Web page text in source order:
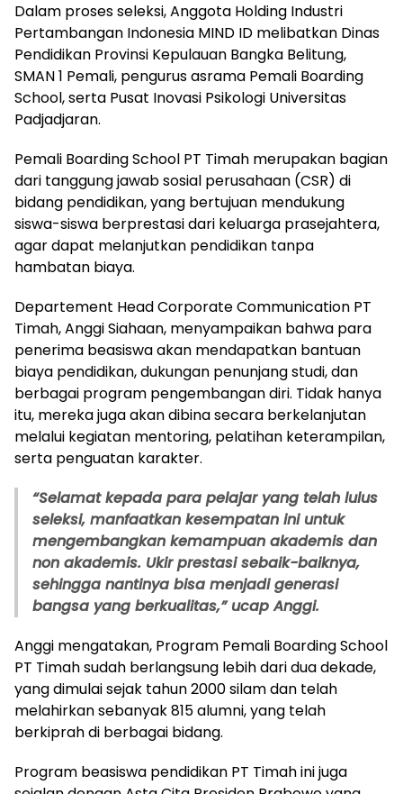
Dalam proses seleksi, Anggota Holding Industri
Pertambangan Indonesia MIND ID melibatkan Dinas
Pendidikan Provinsi Kepulauan Bangka Belitung,
SMAN 1 Pemali, pengurus asrama Pemali Boarding
School, serta Pusat Inovasi Psikologi Universitas
Padjadjaran.
Pemali Boarding School PT Timah merupakan bagian
dari tanggung jawab sosial perusahaan (CSR) di
bidang pendidikan, yang bertujuan mendukung
siswa-siswa berprestasi dari keluarga prasejahtera,
agar dapat melanjutkan pendidikan tanpa
hambatan biaya.
Departement Head Corporate Communication PT
Timah, Anggi Siahaan, menyampaikan bahwa para
penerima beasiswa akan mendapatkan bantuan
biaya pendidikan, dukungan penunjang studi, dan
berbagai program pengembangan diri. Tidak hanya
itu, mereka juga akan dibina secara berkelanjutan
melalui kegiatan mentoring, pelatihan keterampilan,
serta penguatan karakter.
“Selamat kepada para pelajar yang telah lulus
seleksi, manfaatkan kesempatan ini untuk
mengembangkan kemampuan akademis dan
non akademis. Ukir prestasi sebaik-baiknya,
sehingga nantinya bisa menjadi generasi
bangsa yang berkualitas,” ucap Anggi.
Anggi mengatakan, Program Pemali Boarding School
PT Timah sudah berlangsung lebih dari dua dekade,
yang dimulai sejak tahun 2000 silam dan telah
melahirkan sebanyak 815 alumni, yang telah
berkiprah di berbagai bidang.
Program beasiswa pendidikan PT Timah ini juga